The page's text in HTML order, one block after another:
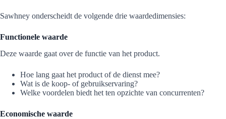
Sawhney onderscheidt de volgende drie waardedimensies:
Functionele waarde
Deze waarde gaat over de functie van het product.
Hoe lang gaat het product of de dienst mee?
Wat is de koop- of gebruikservaring?
Welke voordelen biedt het ten opzichte van concurrenten?
Economische waarde